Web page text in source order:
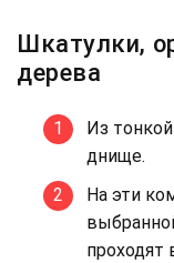
Шкатулки,
дерева
Из
днище.
На эти
проходят